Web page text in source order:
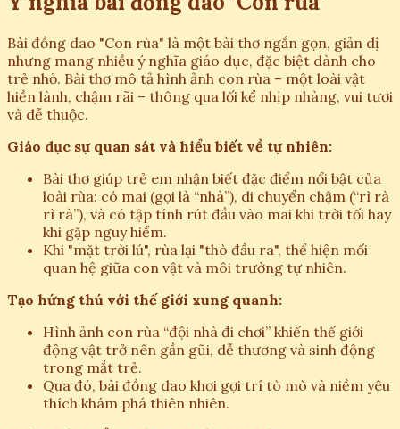
Bài đồng dao "Con rùa" là một bài thơ ngắn gọn, giản dị
nhưng mang nhiều ý nghĩa giáo dục, đặc biệt dành cho
trẻ nhỏ. Bài thơ mô tả hình ảnh con rùa – một loài vật
hiền lành, chậm rãi – thông qua lối kể nhịp nhàng, vui tươi
và dễ thuộc.
Giáo dục sự quan sát và hiểu biết về tự nhiên:
Bài thơ giúp trẻ em nhận biết đặc điểm nổi bật của
loài rùa: có mai (gọi là “nhà”), di chuyển chậm (“rì rà
rì rà”), và có tập tính rút đầu vào mai khi trời tối hay
khi gặp nguy hiểm.
Khi "mặt trời lú", rùa lại "thò đầu ra", thể hiện mối
quan hệ giữa con vật và môi trường tự nhiên.
Tạo hứng thú với thế giới xung quanh:
Hình ảnh con rùa “đội nhà đi chơi” khiến thế giới
động vật trở nên gần gũi, dễ thương và sinh động
trong mắt trẻ.
Qua đó, bài đồng dao khơi gợi trí tò mò và niềm yêu
thích khám phá thiên nhiên.